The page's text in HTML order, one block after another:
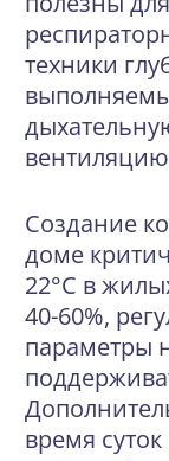
техники
вентиляцию
Создание
доме
22°C в
40-60%,
параметры
время